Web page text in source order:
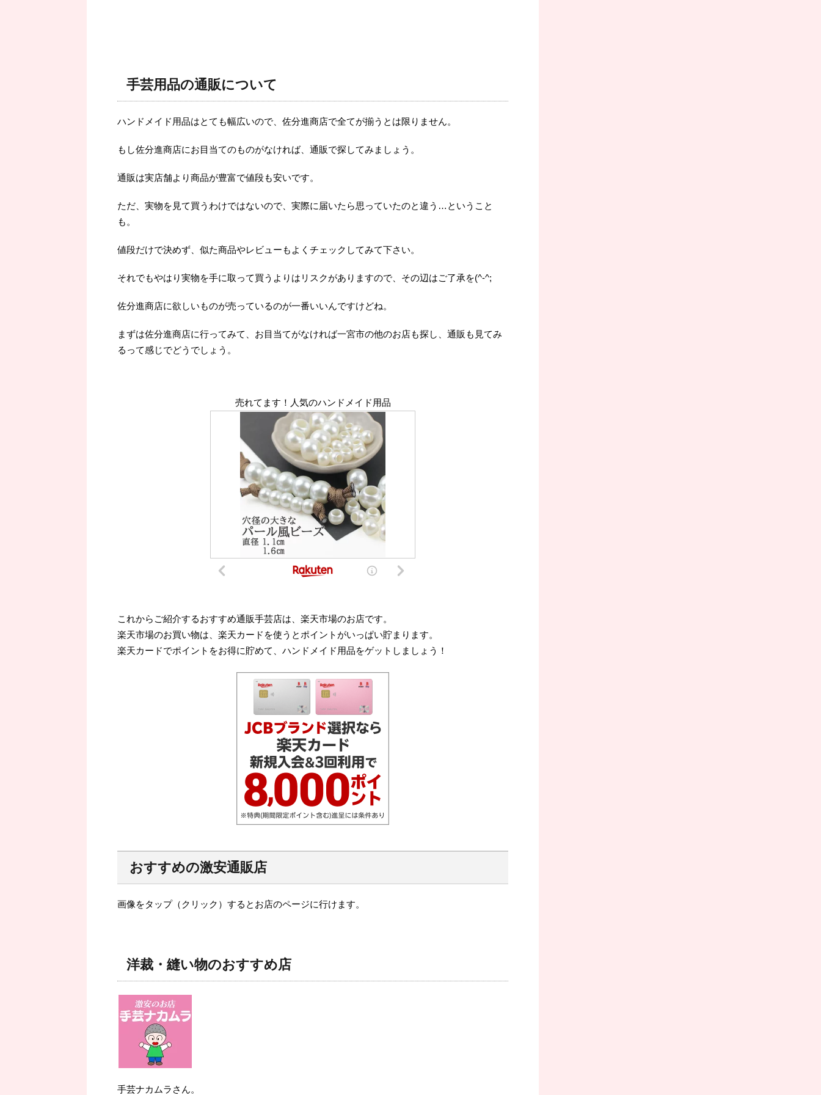
手芸用品の通販について
ハンドメイド用品はとても幅広いので、佐分進商店で全てが揃うとは限りません。
もし佐分進商店にお目当てのものがなければ、通販で探してみましょう。
通販は実店舗より商品が豊富で値段も安いです。
ただ、実物を見て買うわけではないので、実際に届いたら思っていたのと違う…ということ
も。
値段だけで決めず、似た商品やレビューもよくチェックしてみて下さい。
それでもやはり実物を手に取って買うよりはリスクがありますので、その辺はご了承を(^-^;
佐分進商店に欲しいものが売っているのが一番いいんですけどね。
まずは佐分進商店に行ってみて、お目当てがなければ一宮市の他のお店も探し、通販も見てみ
るって感じでどうでしょう。
売れてます！人気のハンドメイド用品
これからご紹介するおすすめ通販手芸店は、楽天市場のお店です。
楽天市場のお買い物は、楽天カードを使うとポイントがいっぱい貯まります。
楽天カードでポイントをお得に貯めて、ハンドメイド用品をゲットしましょう！
おすすめの激安通販店
画像をタップ（クリック）するとお店のページに行けます。
洋裁・縫い物のおすすめ店
手芸ナカムラさん。